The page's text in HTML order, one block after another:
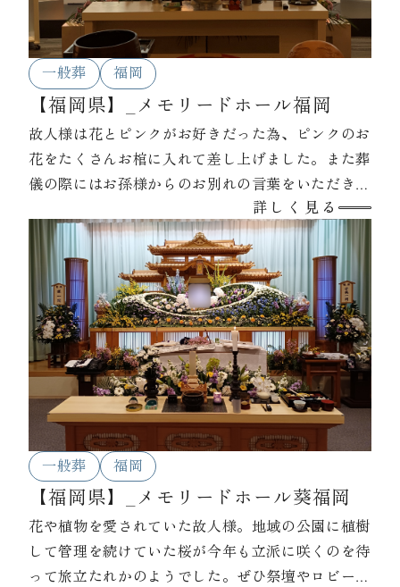
一般葬 福岡
【福岡県】_メモリードホール福岡
故人様は花とピンクがお好きだった為、ピンクのお
花をたくさんお棺に入れて差し上げました。また葬
儀の際にはお孫様からのお別れの言葉をいただきま
詳しく見る
一般葬 福岡
【福岡県】_メモリードホール葵福岡
花や植物を愛されていた故人様。地域の公園に植樹
して管理を続けていた桜が今年も立派に咲くのを待
って旅立たれかのようでした。ぜひ祭壇やロビーに